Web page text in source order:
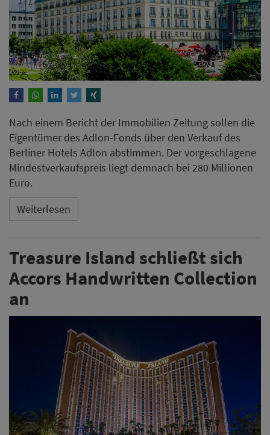
Nach einem Bericht der Immobilien Zeitung sollen die
Eigentümer des Adlon-Fonds über den Verkauf des
Berliner Hotels Adlon abstimmen. Der vorgeschlagene
Mindestverkaufspreis liegt demnach bei 280 Millionen
Euro.
Weiterlesen
Treasure Island schließt sich
Accors Handwritten Collection
an